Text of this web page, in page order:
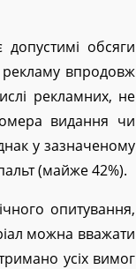
обсяги
рекламу впродовж
рекламних, не
видання чи
у зазначеному
(майже 42%).
опитування,
можна вважати
усіх вимог